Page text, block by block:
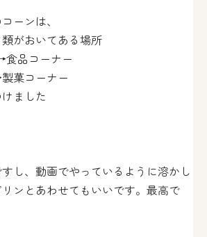
ーンは、
がおいてある場所
食品コーナー
コーナー
ました
し、動画でやっているように溶かし
ンとあわせてもいいです。最高で